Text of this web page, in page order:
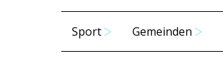
Sport Gemeinden